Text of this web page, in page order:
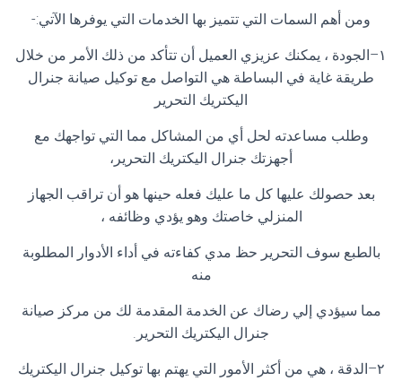
ومن أهم السمات التي تتميز بها الخدمات التي يوفرها الآتي:-
١–الجودة ، يمكنك عزيزي العميل أن تتأكد من ذلك الأمر من خلال
طريقة غاية في البساطة هي التواصل مع توكيل صيانة جنرال
اليكتريك التحرير
وطلب مساعدته لحل أي من المشاكل مما التي تواجهك مع
أجهزتك جنرال اليكتريك التحرير،
بعد حصولك عليها كل ما عليك فعله حينها هو أن تراقب الجهاز
المنزلي خاصتك وهو يؤدي وظائفه ،
بالطبع سوف التحرير حظ مدي كفاءته في أداء الأدوار المطلوبة
منه
مما سيؤدي إلي رضاك عن الخدمة المقدمة لك من مركز صيانة
جنرال اليكتريك التحرير .
٢–الدقة ، هي من أكثر الأمور التي يهتم بها توكيل جنرال اليكتريك